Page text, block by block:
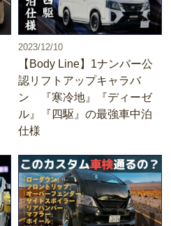
2023/12/10
【Body Line】1ナンバー公
認リフトアップキャラバ
ン 『寒冷地』『ディーゼ
ル』『四駆』の最強車中泊
仕様